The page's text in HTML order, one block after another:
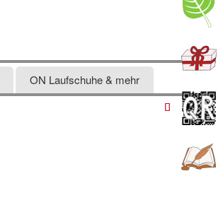
ON Laufschuhe & mehr